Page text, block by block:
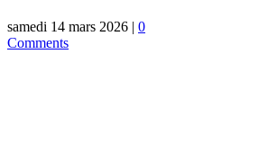
samedi 14 mars 2026 | 0
Comments